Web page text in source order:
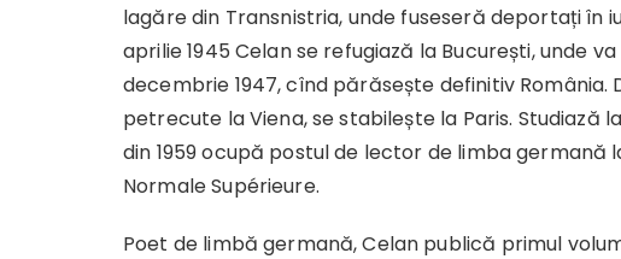
lagăre din Transnistria, unde fuseseră deportați în
aprilie 1945 Celan se refugiază la București, unde
decembrie 1947, cînd părăsește definitiv România.
petrecute la Viena, se stabilește la Paris. Studiază
din 1959 ocupă postul de lector de limba germană
Normale Supérieure.
Poet de limbă germană, Celan publică primul